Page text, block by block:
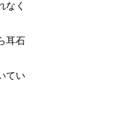
なく
耳石
てい